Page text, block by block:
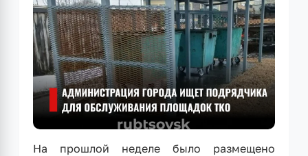
На прошлой неделе было размещено